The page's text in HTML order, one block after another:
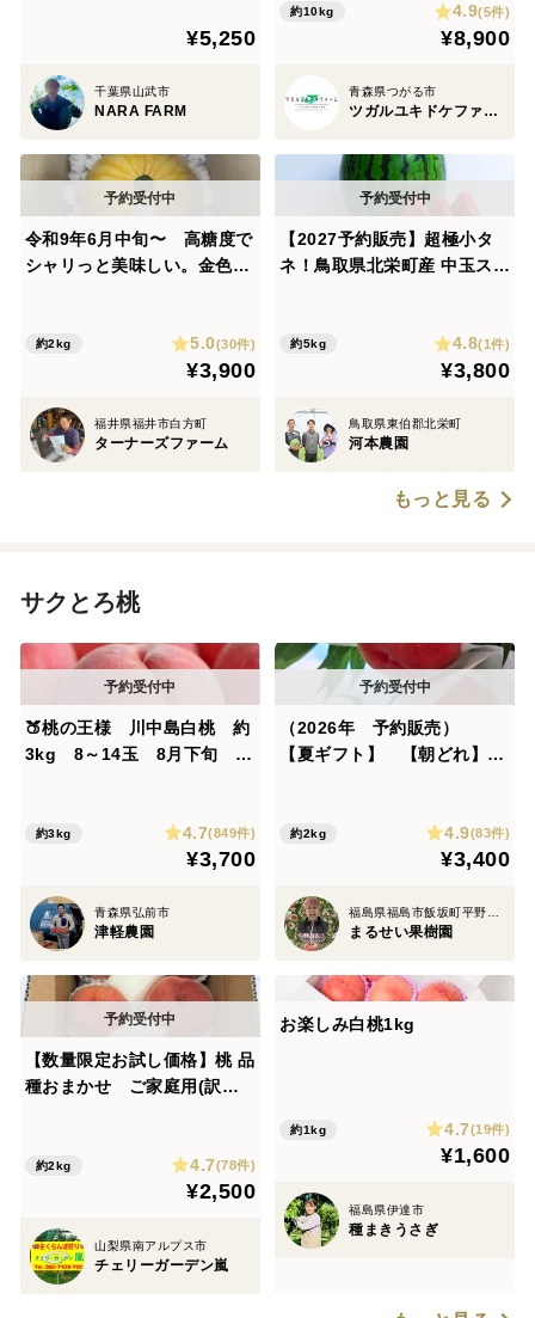
¥5,250
千葉県山武市
NARA FARM
金果肉『金色羅王』 大玉1
約10kg 4.9(5件)
¥8,900
青森県つがる市
ツガルユキドケファーム
令和9年6月中旬〜 高糖度で
シャリっと美味しい。金色に
約2kg 5.0(30件)
¥3,900
福井県福井市白方町
ターナーズファーム
【2027予約販売】超極小タ
ネ！鳥取県北栄町産 中玉スイ
約5kg 4.8(1件)
¥3,800
鳥取県東伯郡北栄町
河本農園
もっと見る
サクとろ桃
🍑桃の王様 川中島白桃 約
3kg 8～14玉 8月下旬 採
約3kg 4.7(849件)
¥3,700
青森県弘前市
津軽農園
（2026年 予約販売）
【夏ギフト】 【朝どれ】ま
k2
約2kg 4.9(83件)
¥3,400
福島県福島市飯坂町平野字森前
まるせい果樹園
【数量限定お試し価格】桃 品
種おまかせ ご家庭用(訳あ
約2kg 4.7(78件)
¥2,500
山梨県南アルプス市
チェリーガーデン嵐
お楽しみ白桃1kg
約1kg 4.7(19件)
¥1,600
福島県伊達市
種まきうさぎ